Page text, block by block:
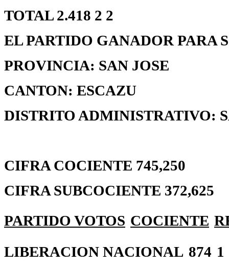
TOTAL 2.418 2 2
EL PARTIDO GANADOR PARA
PROVINCIA: SAN JOSE
CANTON: ESCAZU
DISTRITO ADMINISTRATIVO:
CIFRA COCIENTE 745,250
CIFRA SUBCOCIENTE 372,625
PARTIDO VOTOS COCIENTE
LIBERACION NACIONAL 874 1